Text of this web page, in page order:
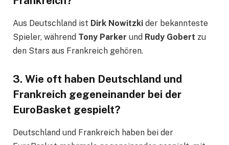
Aus Deutschland ist Dirk Nowitzki der bekannteste
Spieler, während Tony Parker und Rudy Gobert zu
den Stars aus Frankreich gehören.
3. Wie oft haben Deutschland und
Frankreich gegeneinander bei der
EuroBasket gespielt?
Deutschland und Frankreich haben bei der